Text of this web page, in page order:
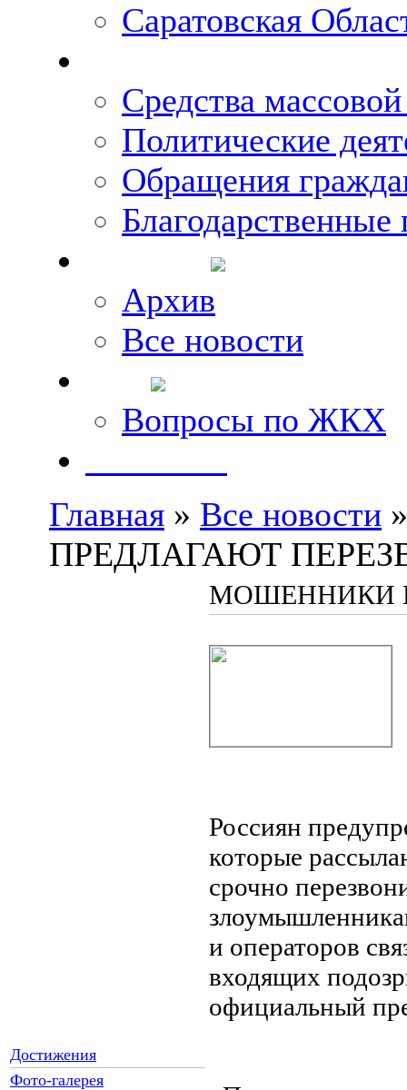
Саратовская
Средства
Политические
Обращения
Благодарственные
Архив
Все новости
Вопросы по ЖКХ
Главная » Все новости
ПРЕДЛАГАЮТ
Достижения
Фото-галерея
МОШЕННИКИ
Россиян
которые
срочно
и операторов
входящих
официальный